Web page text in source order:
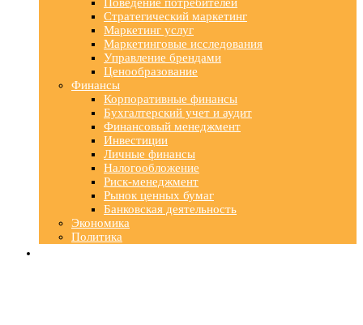
Стратегический маркетинг
Маркетинг услуг
Маркетинговые исследования
Управление брендами
Ценообразование
Финансы
Корпоративные финансы
Бухгалтерский учет и аудит
Финансовый менеджмент
Инвестиции
Личные финансы
Налогообложение
Риск-менеджмент
Рынок ценных бумаг
Банковская деятельность
Экономика
Политика